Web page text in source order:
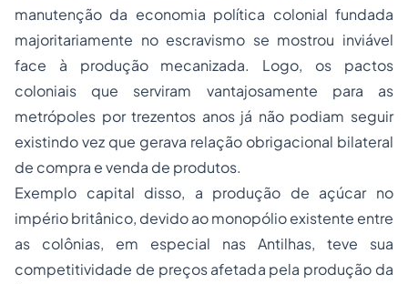
manutenção da economia política colonial fundada
majoritariamente no escravismo se mostrou inviável
face à produção mecanizada. Logo, os pactos
coloniais que serviram vantajosamente para as
metrópoles por trezentos anos já não podiam seguir
existindo vez que gerava relação obrigacional bilateral
de compra e venda de produtos.
Exemplo capital disso, a produção de açúcar no
império britânico, devido ao monopólio existente entre
as colônias, em especial nas Antilhas, teve sua
competitividade de preços afetada pela produção da